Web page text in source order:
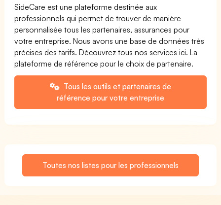
SideCare est une plateforme destinée aux
professionnels qui permet de trouver de manière
personnalisée tous les partenaires, assurances pour
votre entreprise. Nous avons une base de données très
précises des tarifs. Découvrez tous nos services ici. La
plateforme de référence pour le choix de partenaire.
Tous les outils et partenaires de
référence pour votre entreprise
Toutes nos listes pour les professionnels